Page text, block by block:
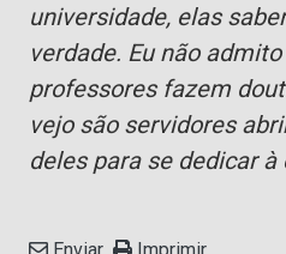
universidade, elas
verdade. Eu não
professores fazem
vejo são servidores
deles para se dedicar à
Enviar Imprimir